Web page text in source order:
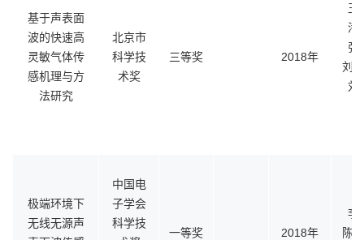
基于声表面
波的快速高
灵敏气体传
感机理与方
法研究
北京市
科学技
术奖
三等奖 2018年
王
潘
张
刘
刘
极端环境下
无线无源声
中国电
子学会
科学技
一等奖 2018年
李
陈